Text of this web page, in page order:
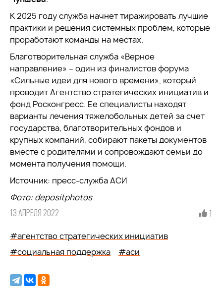
К 2025 году служба начнет тиражировать лучшие
практики и решения системных проблем, которые
проработают команды на местах.
Благотворительная служба «Верное
направление» – один из финалистов форума
«Сильные идеи для нового времени», который
проводит Агентство стратегических инициатив и
фонд Росконгресс. Ее специалисты находят
варианты лечения тяжелобольных детей за счет
государства, благотворительных фондов и
крупных компаний, собирают пакеты документов
вместе с родителями и сопровождают семьи до
момента получения помощи.
Источник: пресс-служба АСИ
Фото: depositphotos
13 АПРЕЛЯ 2022 1
#агентство стратегических инициатив
#социальная поддержка
#аси